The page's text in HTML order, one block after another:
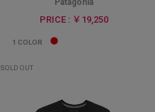
Patagonia
PRICE : ￥19,250
1 COLOR
SOLD OUT